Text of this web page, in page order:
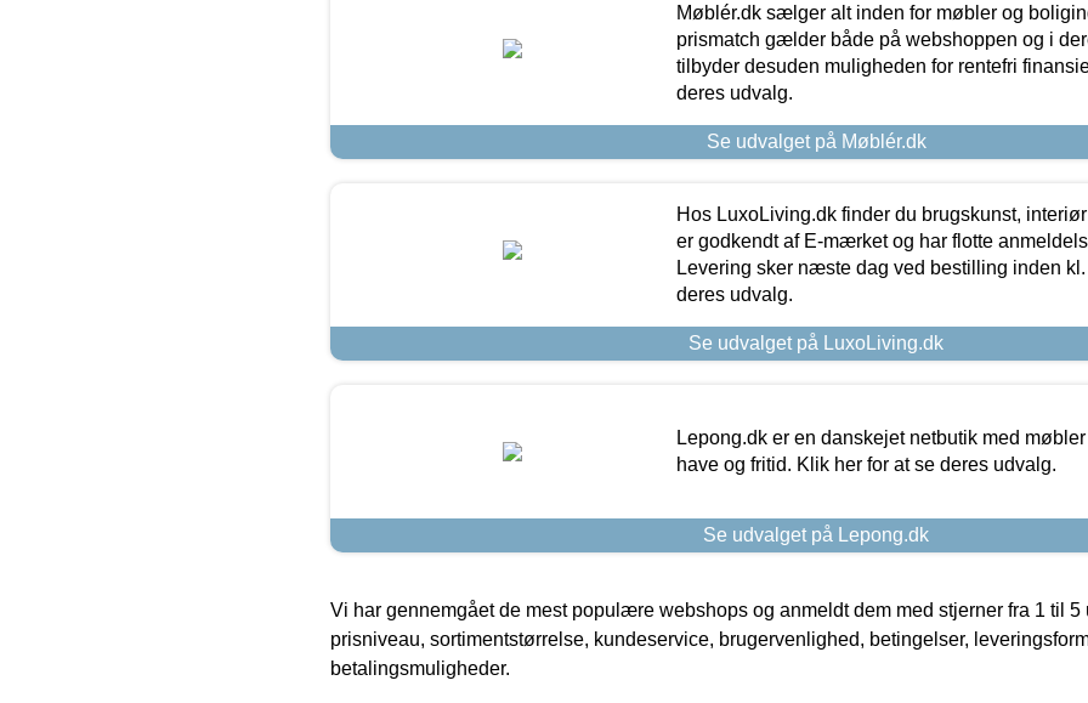
Møblér.dk sælger alt inden for møbler og
prismatch gælder både på webshoppen og i
tilbyder desuden muligheden for rentefri
deres udvalg.
Se udvalget på Møblér.dk
Hos LuxoLiving.dk finder du brugskunst,
er godkendt af E-mærket og har flotte
Levering sker næste dag ved bestilling inden
deres udvalg.
Se udvalget på LuxoLiving.dk
Lepong.dk er en danskejet netbutik med
have og fritid. Klik her for at se deres udvalg.
Se udvalget på Lepong.dk
Vi har gennemgået de mest populære webshops og anmeldt dem med stjerner fra 1 til 5
prisniveau, sortimentstørrelse, kundeservice, brugervenlighed, betingelser,
betalingsmuligheder.